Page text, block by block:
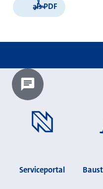
als PDF
Chatbot laden?
Serviceportal